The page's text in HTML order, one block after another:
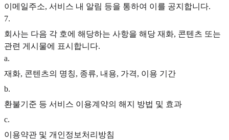
이메일주소, 서비스 내 알림 등을 통하여 이를 공지합니다.
7.
회사는 다음 각 호에 해당하는 사항을 해당 재화, 콘텐츠 또는
관련 게시물에 표시합니다.
a.
재화, 콘텐츠의 명칭, 종류, 내용, 가격, 이용 기간
b.
환불기준 등 서비스 이용계약의 해지 방법 및 효과
c.
이용약관 및 개인정보처리방침